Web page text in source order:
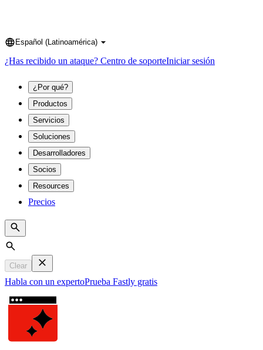
Language
Español (Latinoamérica)
¿Has recibido un ataque? Centro de soporteIniciar sesión
¿Por qué?
Productos
Servicios
Soluciones
Desarrolladores
Socios
Resources
Precios
Search
Clear
Habla con un expertoPrueba Fastly gratis